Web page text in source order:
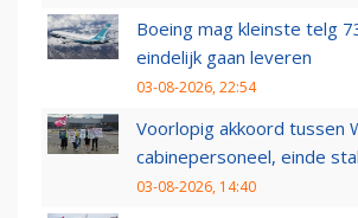
Boeing mag kleinste telg
eindelijk gaan leveren
03-08-2026, 22:54
Voorlopig akkoord tussen
cabinepersoneel, einde
03-08-2026, 14:40